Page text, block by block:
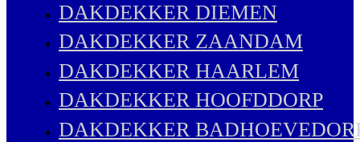
DAKDEKKER DIEMEN
DAKDEKKER ZAANDAM
DAKDEKKER HAARLEM
DAKDEKKER HOOFDDORP
DAKDEKKER